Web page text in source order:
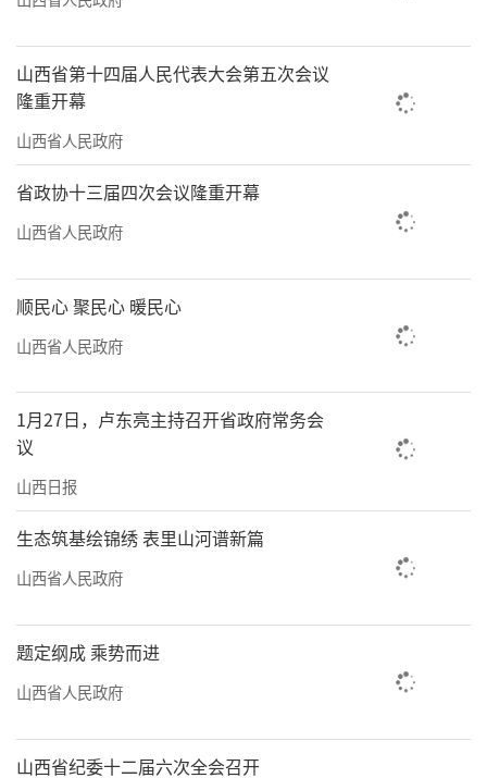
在52组智能充电桩前为电动车充电，一边高兴
地说：“以前飞线充电提心吊胆，现在安全又
方便。”
今年以来，新绛县以探索创建“萤火微
光”党建品牌为引领，通过“县乡村三级联
动”机制，在组织体系重塑、治理机制创新、
在职党员“包楼联户”，通过“敲门问需+线上
收集+微光心愿箱”全方位采集群众需求，每月
落实。
社区是城市治理的基本单元，一头连着居
民生活的“千头万绪”，一头连着城市治理
的“神经末梢”。近年来，山西持续探索推进
小区“有党的组织、有活动阵地、有党员信息
案”建设，党的组织延伸到小区、服务阵地建
设到小区、党员管理覆盖到小区、联系群众落
更有深度、物业服务更有温度、居民生活更有
山西省第十四届人民代表大会第五次会议
隆重开幕
山西省人民政府
省政协十三届四次会议隆重开幕
山西省人民政府
顺民心 聚民心 暖民心
山西省人民政府
1月27日，卢东亮主持召开省政府常务会
议
山西日报
生态筑基绘锦绣 表里山河谱新篇
山西省人民政府
题定纲成 乘势而进
山西省人民政府
山西省纪委十二届六次全会召开